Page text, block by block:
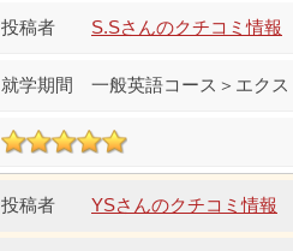
S.Sさんのクチコミ情報
一般英語コース＞エク
YSさんのクチコミ情報